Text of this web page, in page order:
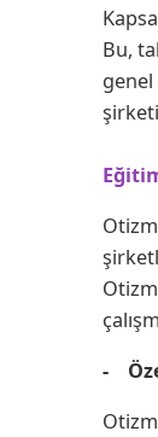
Bu,
genel
-